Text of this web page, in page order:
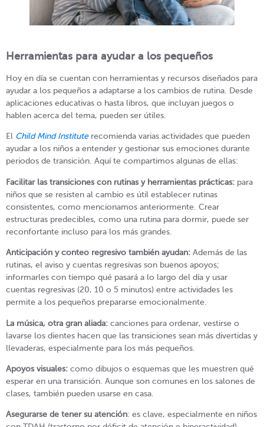
Herramientas para ayudar a los pequeños
Hoy en día se cuentan con herramientas y recursos diseñados para
ayudar a los pequeños a adaptarse a los cambios de rutina. Desde
aplicaciones educativas o hasta libros, que incluyan juegos o
hablen acerca del tema, pueden ser útiles.
El Child Mind Instituterecomienda varias actividades que pueden
ayudar a los niños a entender y gestionar sus emociones durante
periodos de transición. Aquí te compartimos algunas de ellas:
Facilitar las transiciones con rutinas y herramientas prácticas: para
niños que se resisten al cambio es útil establecer rutinas
consistentes, como mencionamos anteriormente. Crear
estructuras predecibles, como una rutina para dormir, puede ser
reconfortante incluso para los más grandes.
Anticipación y conteo regresivo también ayudan: Además de las
rutinas, el aviso y cuentas regresivas son buenos apoyos;
informarles con tiempo qué pasará a lo largo del día y usar
cuentas regresivas (20, 10 o 5 minutos) entre actividades les
permite a los pequeños prepararse emocionalmente.
La música, otra gran aliada: canciones para ordenar, vestirse o
lavarse los dientes hacen que las transiciones sean más divertidas y
llevaderas, especialmente para los más pequeños.
Apoyos visuales: como dibujos o esquemas que les muestren qué
esperar en una transición. Aunque son comunes en los salones de
clases, también pueden usarse en casa.
Asegurarse de tener su atención: es clave, especialmente en niños